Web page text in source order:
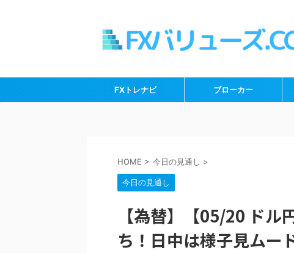
FXトレナビ ブローカー
HOME > 今日の見通し >
今日の見通し
【為替】【05/20 ドル
ち！日中は様子見ムー